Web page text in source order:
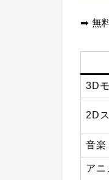
➡ 無
3D
2D
音楽
アニ